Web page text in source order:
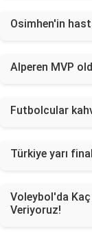
Osimhen'in
Alperen MVP
Futbolcular
Türkiye yarı
Voleybol'da Kaç
Veriyoruz!